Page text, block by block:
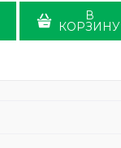
В
КОРЗИНУ